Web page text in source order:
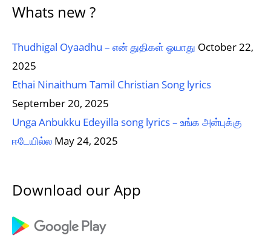
Whats new ?
Thudhigal Oyaadhu – என் துதிகள் ஓயாது October 22,
2025
Ethai Ninaithum Tamil Christian Song lyrics
September 20, 2025
Unga Anbukku Edeyilla song lyrics – உங்க அன்புக்கு
ஈடேயில்ல May 24, 2025
Download our App